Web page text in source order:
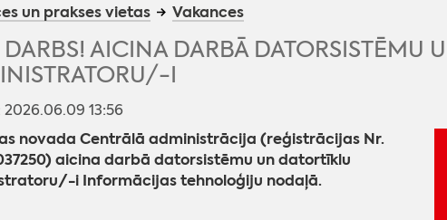
un prakses vietas Vakances
DARBS! AICINA DARBĀ DATORSISTĒMU
I
13:56
novada Centrālā administrācija (reģistrācijas Nr.
aicina darbā datorsistēmu un datortīklu
i Informācijas tehnoloģiju nodaļā.